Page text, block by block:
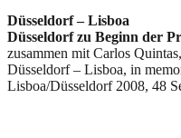
Düsseldorf – Lisboa
Düsseldorf zu Beginn der
zusammen mit Carlos
Düsseldorf – Lisboa, in
Lisboa/Düsseldorf 2008, 48